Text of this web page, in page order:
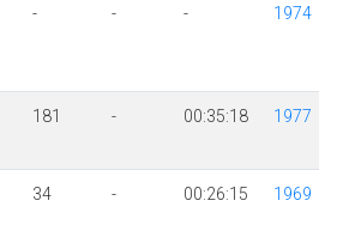
- - - 1974
181 - 00:35:18 1977
34 - 00:26:15 1969